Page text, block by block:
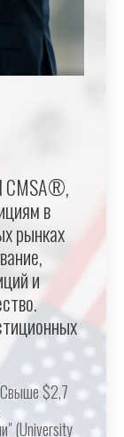
CMSA®,
в
рынках
и
Свыше $2,7
(University